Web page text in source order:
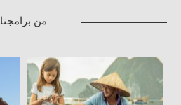
من برامجنا